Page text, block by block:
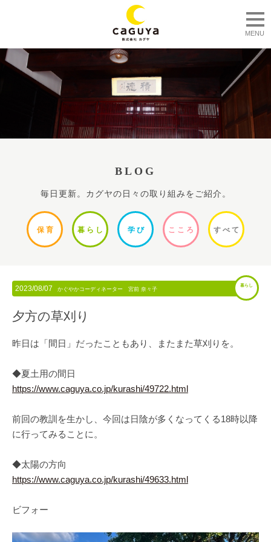
MENU
BLOG
毎日更新。カグヤの日々の取り組みをご紹介。
保 育 暮ら し 学 び ここ ろ すべて
2023/08/07 かぐやかコーディネーター 宮前 奈々子
暮らし
夕方の草刈り
昨日は「間日」だったこともあり、またまた草刈りを。
◆夏土用の間日
https://www.caguya.co.jp/kurashi/49722.html
前回の教訓を生かし、今回は日陰が多くなってくる18時以降
に行ってみることに。
◆太陽の方向
https://www.caguya.co.jp/kurashi/49633.html
ビフォー